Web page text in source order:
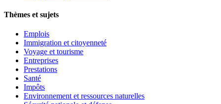
Thèmes et sujets
Emplois
Immigration et citoyenneté
Voyage et tourisme
Entreprises
Prestations
Santé
Impôts
Environnement et ressources naturelles